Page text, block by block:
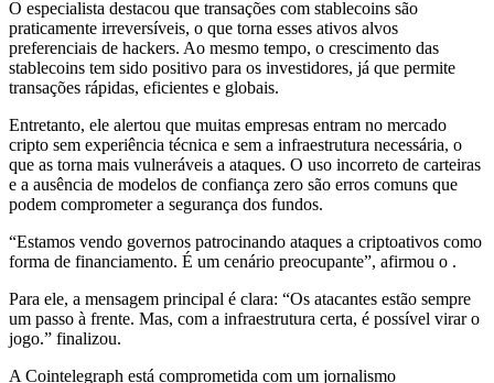
O especialista destacou que transações com stablecoins são
praticamente irreversíveis, o que torna esses ativos alvos
preferenciais de hackers. Ao mesmo tempo, o crescimento das
stablecoins tem sido positivo para os investidores, já que permite
transações rápidas, eficientes e globais.
Entretanto, ele alertou que muitas empresas entram no mercado
cripto sem experiência técnica e sem a infraestrutura necessária, o
que as torna mais vulneráveis a ataques. O uso incorreto de carteiras
e a ausência de modelos de confiança zero são erros comuns que
podem comprometer a segurança dos fundos.
“Estamos vendo governos patrocinando ataques a criptoativos como
forma de financiamento. É um cenário preocupante”, afirmou o .
Para ele, a mensagem principal é clara: “Os atacantes estão sempre
um passo à frente. Mas, com a infraestrutura certa, é possível virar o
jogo.” finalizou.
A Cointelegraph está comprometida com um jornalismo